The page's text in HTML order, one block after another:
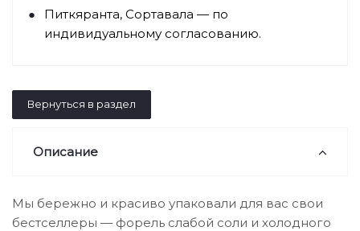
Питкяранта, Сортавала — по
индивидуальному согласованию.
Вернуться в раздел
Описание
Мы бережно и красиво упаковали для вас свои
бестселлеры — форель слабой соли и холодного